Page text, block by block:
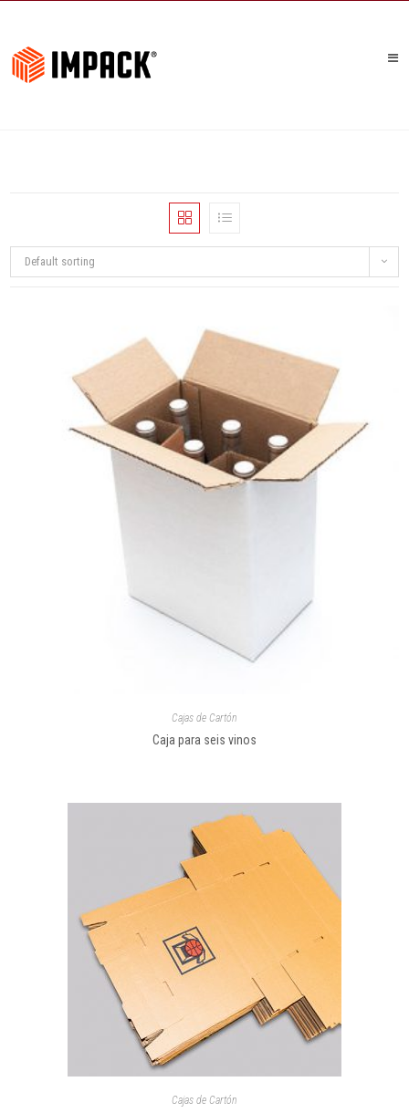
Default sorting
Cajas de Cartón
Caja para seis vinos
Cajas de Cartón